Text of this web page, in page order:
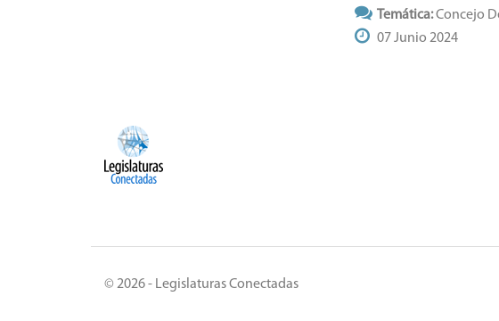
Temática:Concejo
07 Junio 2024
© 2026 - Legislaturas Conectadas